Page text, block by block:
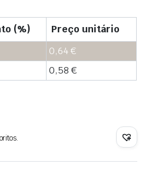
(%)
Preço unitário
0,64€
0,58€